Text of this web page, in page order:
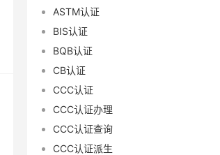
ASTM认证
BIS认证
BQB认证
CB认证
CCC认证
CCC认证办理
CCC认证查询
CCC认证派生